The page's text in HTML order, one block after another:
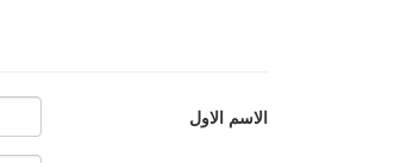
الاسم الاول